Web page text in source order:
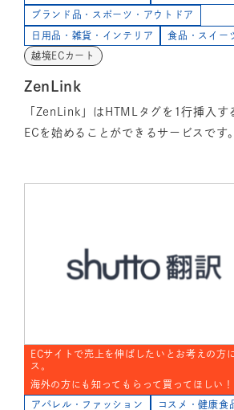
ブランド品・スポーツ・アウトドア
日用品・雑貨・インテリア 食品・スイー
越境ECカート
ZenLink
「ZenLink」はHTMLタグを1行挿入す
ECを始めることができるサービスです
ECサイトで売上を伸ばしたいとお考えの方
ス。
海外の方にも知ってもらって買ってほしい！
アパレル・ファッション コスメ・健康食